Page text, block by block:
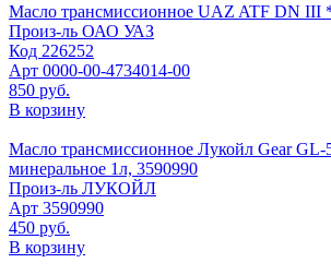
Масло трансмиссионное UAZ ATF DN III
Произ-ль ОАО УАЗ
Код 226252
Арт 0000-00-4734014-00
850 руб.
В корзину
Масло трансмиссионное Лукойл Gear
минеральное 1л, 3590990
Произ-ль ЛУКОЙЛ
Арт 3590990
450 руб.
В корзину